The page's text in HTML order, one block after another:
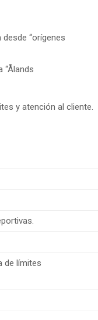
“orígenes
“Ålands
y atención al cliente.
de límites